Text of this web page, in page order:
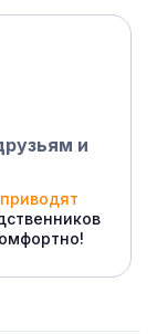
и
приводят